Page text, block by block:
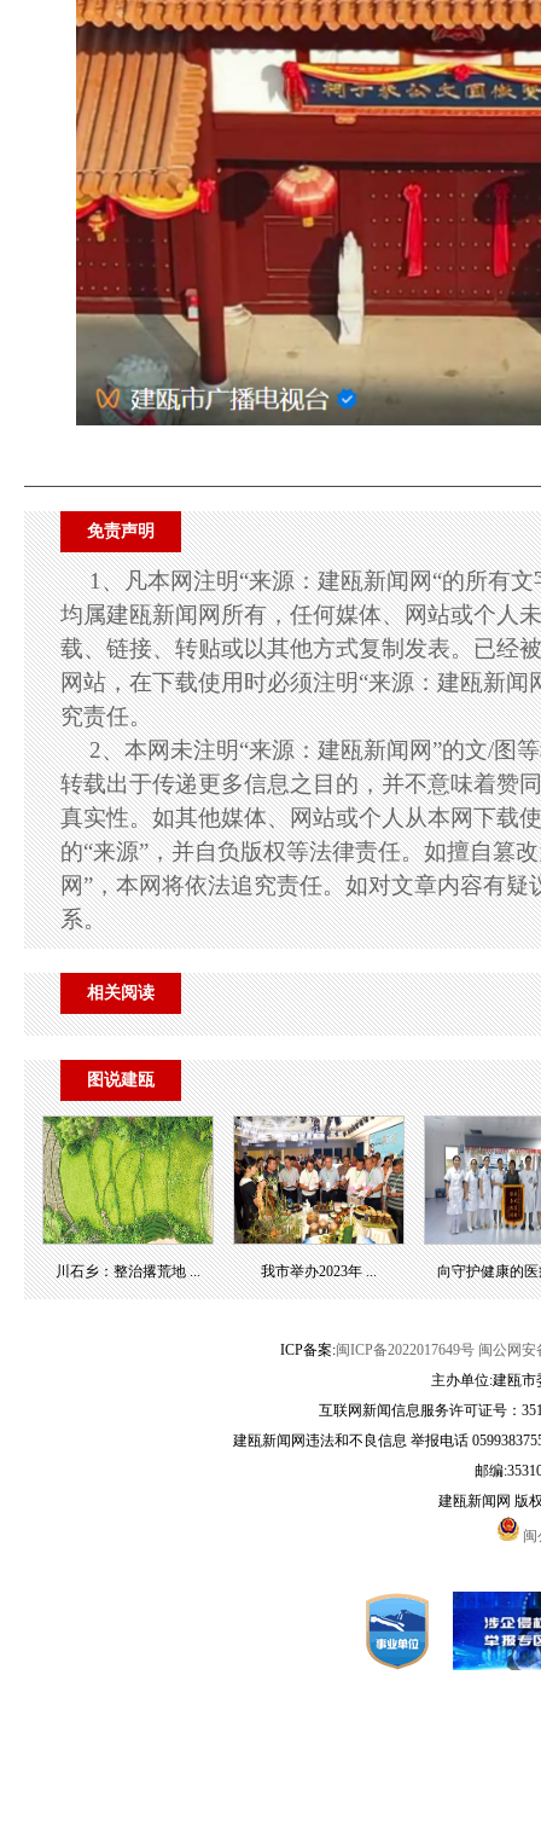
免责声明
1、凡本网注明“来源：建瓯新闻网“的所有
均属建瓯新闻网所有，任何媒体、网站或个人
载、链接、转贴或以其他方式复制发表。已经
网站，在下载使用时必须注明“来源：建瓯新闻
究责任。
2、本网未注明“来源：建瓯新闻网”的文/图
转载出于传递更多信息之目的，并不意味着赞
真实性。如其他媒体、网站或个人从本网下载
的“来源”，并自负版权等法律责任。如擅自篡
网”，本网将依法追究责任。如对文章内容有疑
系。
相关阅读
图说建瓯
川石乡：整治撂荒地 ... 我市举办2023年 ... 向守护健康的医
ICP备案:闽ICP备2022017649号 闽公网安
主办单位:建瓯
互联网新闻信息服务许可证号：
建瓯新闻网违法和不良信息 举报电话
邮编
建瓯新闻网 版
闽